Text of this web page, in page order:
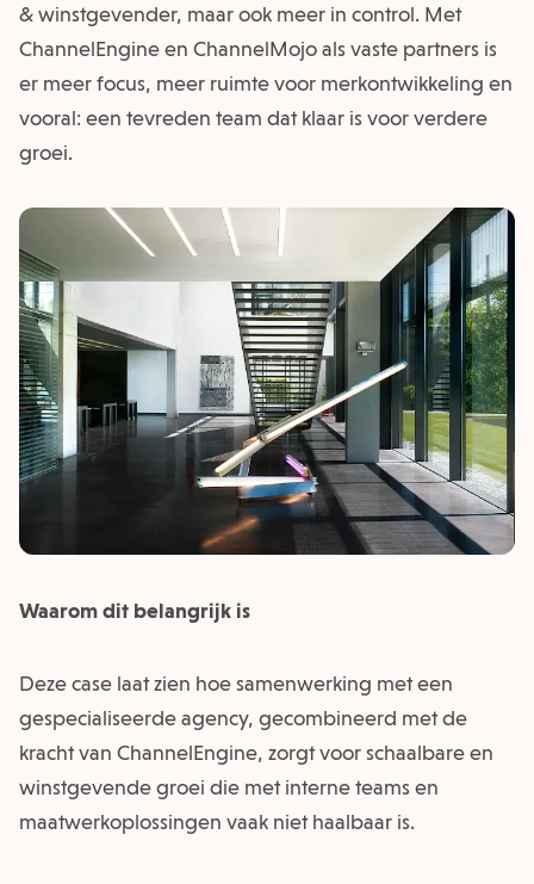
& winstgevender, maar ook meer in control. Met
ChannelEngine en ChannelMojo als vaste partners is
er meer focus, meer ruimte voor merkontwikkeling en
vooral: een tevreden team dat klaar is voor verdere
groei.
Waarom dit belangrijk is
Deze case laat zien hoe samenwerking met een
gespecialiseerde agency, gecombineerd met de
kracht van ChannelEngine, zorgt voor schaalbare en
winstgevende groei die met interne teams en
maatwerkoplossingen vaak niet haalbaar is.